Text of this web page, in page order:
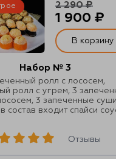
Отзывы
Набор № 3
ролл с лососем,
ролл с угрем, 3
3 запеченные
состав входит спайси
2 290 ₽
1 900 ₽
В корзину